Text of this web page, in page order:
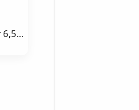
Werner Kern Absatzflecke für 6,5 cm-Absätze